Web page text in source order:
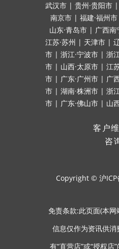
武汉市 | 贵州·贵阳市 |
南京市 | 福建·福州市
山东·青岛市 | 广西南
江苏·苏州 | 天津市 |
市 | 浙江·宁波市 | 浙
市 | 山西·太原市 | 江
市 | 广东·广州市 | 广
市 | 湖南·株洲市 | 浙
市 | 广东·佛山市 | 山
客户
咨
Copyright © 沪
免责条款:此页面(本
信息仅作为资讯供
有“直营店”或“授权店